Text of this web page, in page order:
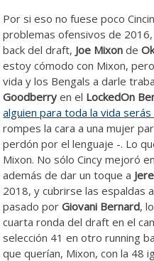
Por si eso no fuese poco
problemas ofensivos de
back del draft, Joe Mixon de
estoy cómodo con Mixon,
vida y los Bengals a darle
Goodberry en el LockedOn
alguien para toda la vida serás
rompes la cara a una mujer
perdón por el lenguaje -. Lo
Mixon. No sólo Cincy mejoró
además de dar un toque a
2018, y cubrirse las espaldas
pasado porGiovani Bernard,
cuarta ronda del draft en el
selección 41 en otro running
que querían, Mixon, con la 48